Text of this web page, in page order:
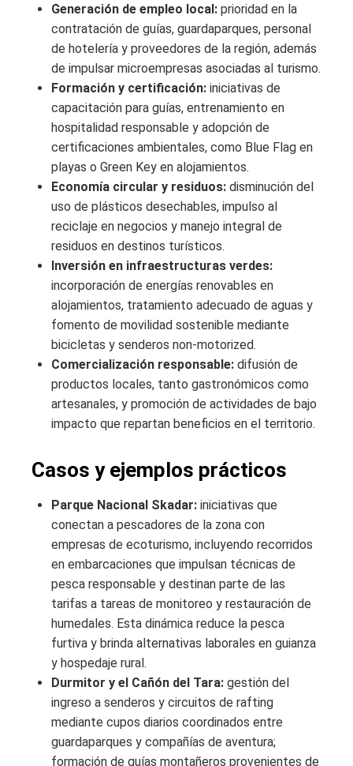
Generación de empleo local: prioridad en la
contratación de guías, guardaparques, personal
de hotelería y proveedores de la región, además
de impulsar microempresas asociadas al turismo.
Formación y certificación: iniciativas de
capacitación para guías, entrenamiento en
hospitalidad responsable y adopción de
certificaciones ambientales, como Blue Flag en
playas o Green Key en alojamientos.
Economía circular y residuos: disminución del
uso de plásticos desechables, impulso al
reciclaje en negocios y manejo integral de
residuos en destinos turísticos.
Inversión en infraestructuras verdes:
incorporación de energías renovables en
alojamientos, tratamiento adecuado de aguas y
fomento de movilidad sostenible mediante
bicicletas y senderos non-motorized.
Comercialización responsable: difusión de
productos locales, tanto gastronómicos como
artesanales, y promoción de actividades de bajo
impacto que repartan beneficios en el territorio.
Casos y ejemplos prácticos
Parque Nacional Skadar: iniciativas que
conectan a pescadores de la zona con
empresas de ecoturismo, incluyendo recorridos
en embarcaciones que impulsan técnicas de
pesca responsable y destinan parte de las
tarifas a tareas de monitoreo y restauración de
humedales. Esta dinámica reduce la pesca
furtiva y brinda alternativas laborales en guianza
y hospedaje rural.
Durmitor y el Cañón del Tara: gestión del
ingreso a senderos y circuitos de rafting
mediante cupos diarios coordinados entre
guardaparques y compañías de aventura;
formación de guías montañeros provenientes de